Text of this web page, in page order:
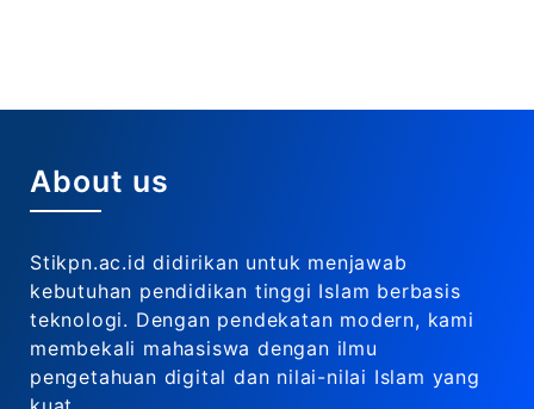
About us
Stikpn.ac.id didirikan untuk menjawab
kebutuhan pendidikan tinggi Islam berbasis
teknologi. Dengan pendekatan modern, kami
membekali mahasiswa dengan ilmu
pengetahuan digital dan nilai-nilai Islam yang